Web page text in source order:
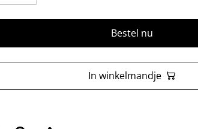
Bestel nu
In winkelmandje